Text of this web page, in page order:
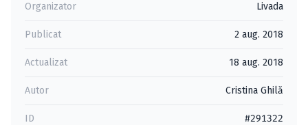
Organizator Livada
Publicat 2 aug. 2018
Actualizat 18 aug. 2018
Autor Cristina Ghilă
ID #291322